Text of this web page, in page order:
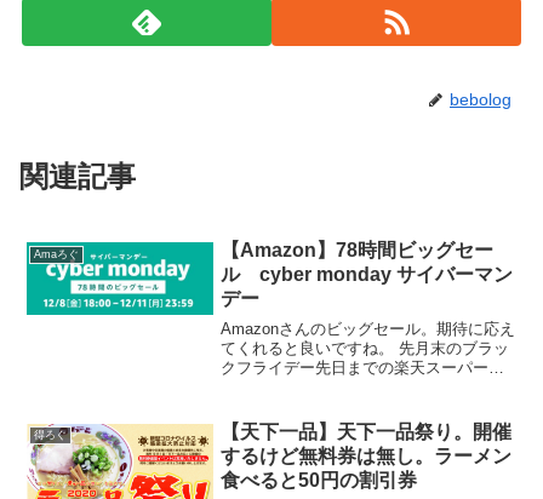
bebolog
関連記事
Amaろぐ
【Amazon】78時間ビッグセー
ル cyber monday サイバーマン
デー
Amazonさんのビッグセール。期待に応え
てくれると良いですね。 先月末のブラッ
クフライデー先日までの楽天スーパーセ
ね。
得ろぐ
【天下一品】天下一品祭り。開催
するけど無料券は無し。ラーメン
食べると50円の割引券